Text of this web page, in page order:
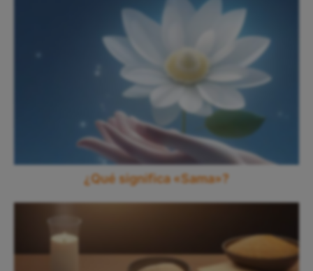
¿Qué significa «Sama»?